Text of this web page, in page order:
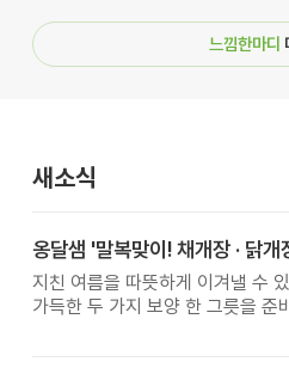
느낌한마디
새소식
옹달샘 '말복맞이! 채개장 · 닭개
지친 여름을 따뜻하게 이겨낼 수
가득한 두 가지 보양 한 그릇을 준